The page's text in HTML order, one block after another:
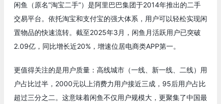
闲鱼（原名”淘宝二手”）是阿里巴巴集团于2014年推出的二手
交易平台。依托淘宝和支付宝的强大体系，用户可以轻松实现闲
置物品的快速流转。截至2025年3月，闲鱼月活跃用户已突破
2.09亿，同比增长近20%，增速位居电商类APP第一。
更值得关注的是用户质量：高线城市（一线、新一线、二线）用
户占比过半，2000元以上消费力用户接近三成，95后用户占比
超过三分之二。这意味着闲鱼不仅用户规模大，更聚集了中国最